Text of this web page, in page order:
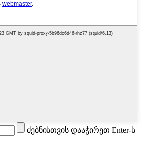
ძებნისთვის დააჭირეთ Enter-ს